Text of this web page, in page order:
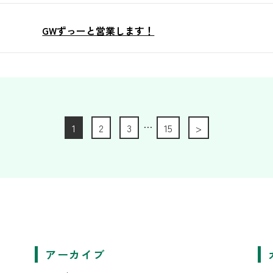
GWずっーと営業します！
1 2 3 … 15 >
アーカイブ